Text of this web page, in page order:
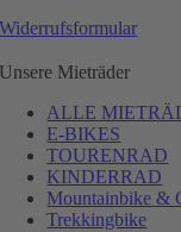
Widerrufsformular
Unsere Mieträder
ALLE
E-BIKES
TOURENRAD
KINDERRAD
Mountainbike &
Trekkingbike